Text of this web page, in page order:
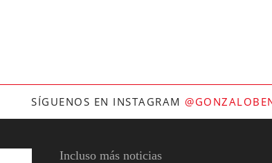
SÍGUENOS EN INSTAGRAM
Incluso más noticias